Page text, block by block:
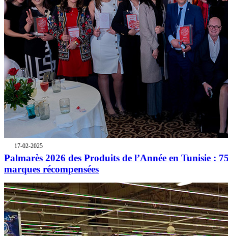
17-02-2025
Palmarès 2026 des Produits de l’Année en Tunisie :
marques récompensées